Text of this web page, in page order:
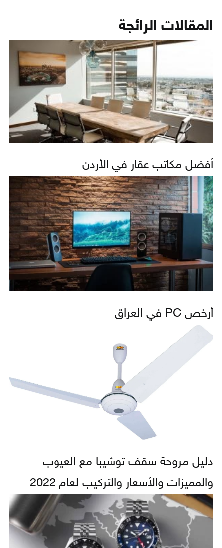
المقالات الرائجة
أفضل مكاتب عقار في الأردن
أرخص PC في العراق
دليل مروحة سقف توشيبا مع العيوب
والمميزات والأسعار والتركيب لعام 2022